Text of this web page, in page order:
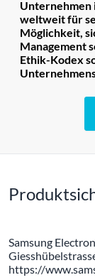
Unternehmen
weltweit für
Möglichkeit,
Management
Ethik-Kodex
Samsung
https://